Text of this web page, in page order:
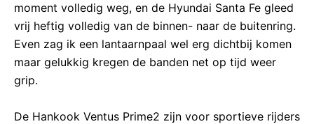
moment volledig weg, en de Hyundai Santa Fe gleed
vrij heftig volledig van de binnen- naar de buitenring.
Even zag ik een lantaarnpaal wel erg dichtbij komen
maar gelukkig kregen de banden net op tijd weer
grip.
De Hankook Ventus Prime2 zijn voor sportieve rijders